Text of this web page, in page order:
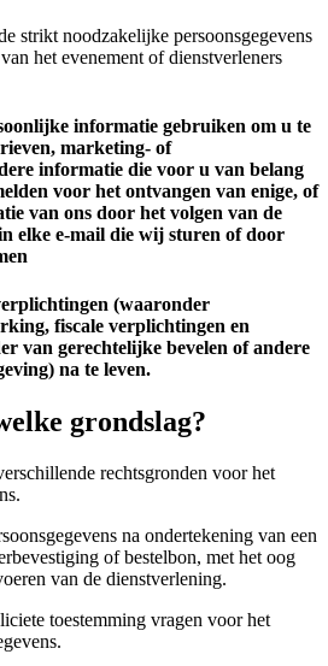
strikt noodzakelijke persoonsgegevens
het evenement of dienstverleners
informatie gebruiken om u te
marketing- of
informatie die voor u van belang
voor het ontvangen van enige, of
van ons door het volgen van de
elke e-mail die wij sturen of door
(waaronder
fiscale verplichtingen en
van gerechtelijke bevelen of andere
na te leven.
grondslag?
rechtsgronden voor het
na ondertekening van een
of bestelbon, met het oog
van de dienstverlening.
toestemming vragen voor het